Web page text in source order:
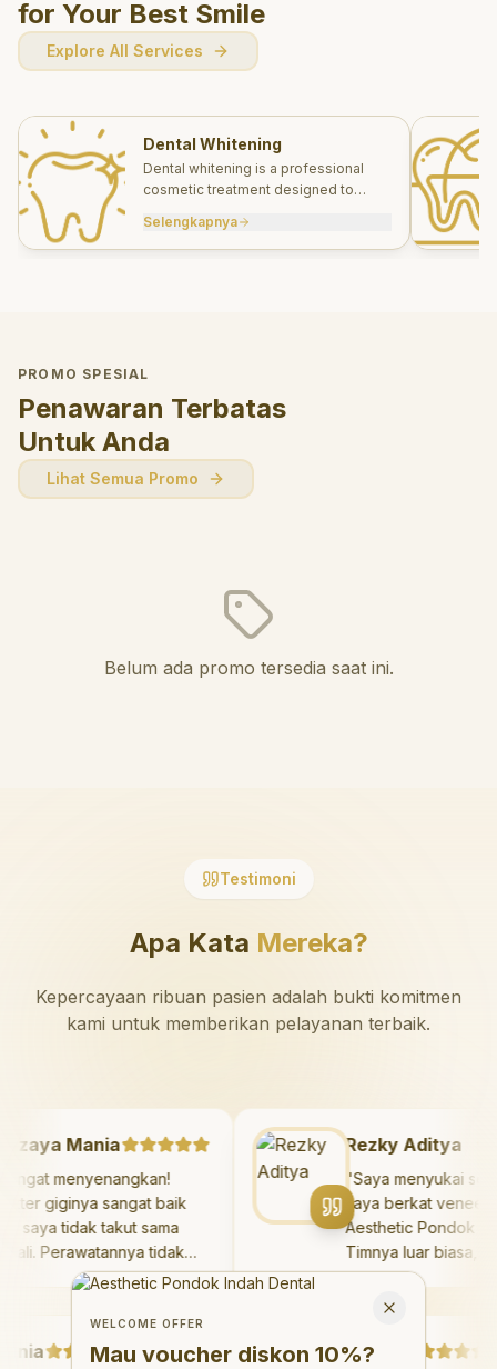
for Your Best Smile
Explore All Services
Dental Whitening
Dental whitening is a professional
cosmetic treatment designed to
effectively.
Selengkapnya
PROMO SPESIAL
Penawaran Terbatas
Untuk Anda
Lihat Semua Promo
Belum ada promo tersedia saat ini.
Testimoni
Apa Kata Mereka?
Kepercayaan ribuan pasien adalah bukti komitmen
kami untuk memberikan pelayanan terbaik.
Mazaya Mania
"Sangat menyenangkan!
Dokter giginya sangat baik
dan saya tidak takut sama
sekali. Perawatannya tidak
sakit, dan saya bisa bermain
Saya suka pergi ke dokter
gigi sekarang!"
Rezky Aditya
"Saya menyukai
saya berkat
Aesthetic
Timnya luar
hasilnya
saya. Saya
hari.
Debby Sahertian
Welcome Offer
Mau voucher diskon <strong>10%</strong>?
WELCOME OFFER
Mau voucher diskon 10%?
Close